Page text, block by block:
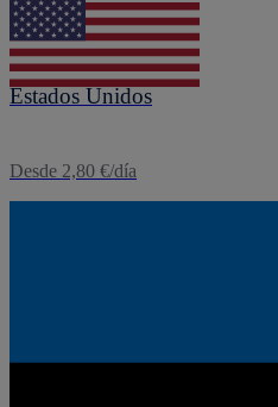
eSIM
Estados Unidos
Desde 2,80 €/día